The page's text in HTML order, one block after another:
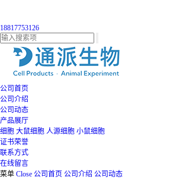
18817753126
公司首页
公司介绍
公司动态
产品展厅
细胞 大鼠细胞 人源细胞 小鼠细胞
证书荣誉
联系方式
在线留言
菜单 Close 公司首页 公司介绍 公司动态